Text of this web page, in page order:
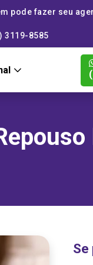
pode fazer seu
3119-8585
Se